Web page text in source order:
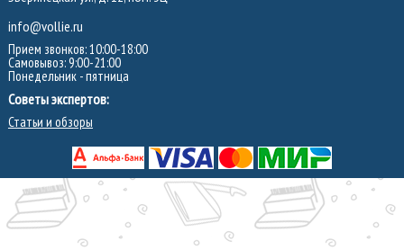
info@vollie.ru
Прием звонков: 10:00-18:00
Самовывоз: 9:00-21:00
Понедельник - пятница
Советы экспертов:
Статьи и обзоры